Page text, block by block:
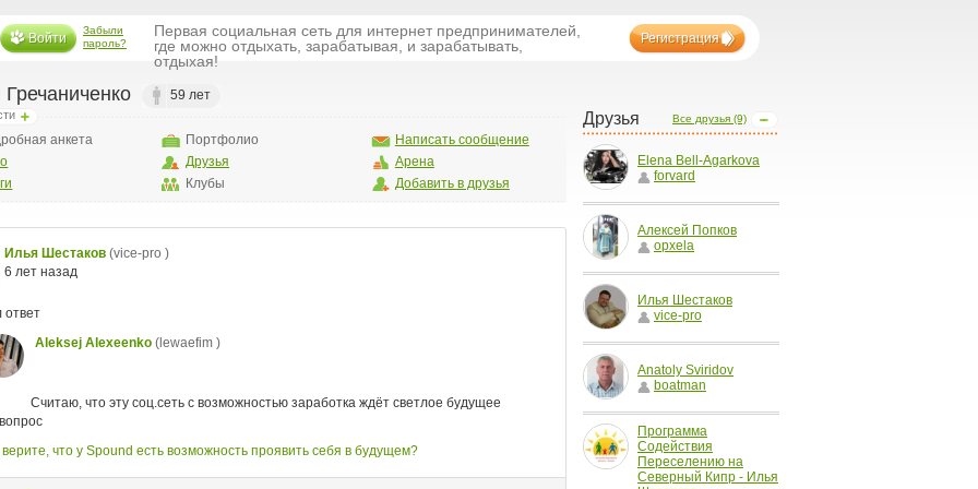
Войти
Забыли
пароль?
Первая социальная сеть для интернет предпринимателей,
где можно отдыхать, зарабатывая, и зарабатывать,
отдыхая!
Регистрация
Все друзья (9)
Друзья
Elena Bell-Agarkova
forvard
Алексей Попков
opxela
Илья Шестаков
vice-pro
Anatoly Sviridov
boatman
Программа
Содействия
Переселению на
Северный Кипр - Илья
59 лет
анкета
Портфолио
Друзья
Клубы
Написать сообщение
Арена
Добавить в друзья